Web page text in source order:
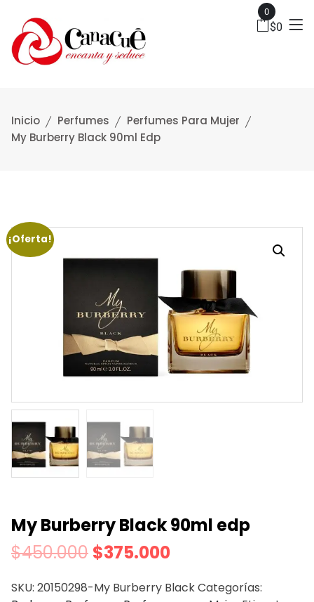
0
$0
Inicio Perfumes
Perfumes Para Mujer
My Burberry Black 90ml Edp
¡Oferta!
My Burberry Black 90ml edp
$450.000 $375.000
SKU: 20150298-My Burberry BlackCategorías: